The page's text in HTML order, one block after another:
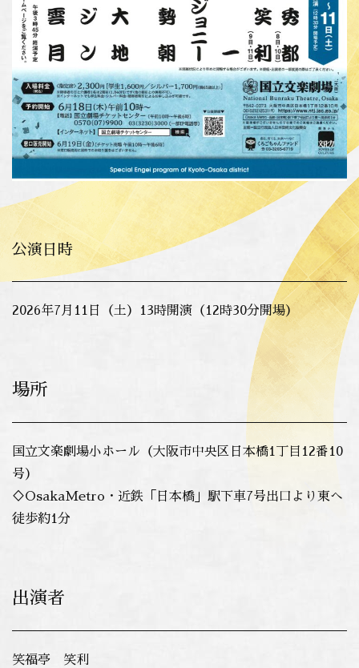
公演日時
2026年7月11日（土）13時開演（12時30分開場）
場所
国立文楽劇場小ホール（大阪市中央区日本橋1丁目12番10
号）
♢OsakaMetro・近鉄「日本橋」駅下車7号出口より東へ
徒歩約1分
出演者
笑福亭 笑利